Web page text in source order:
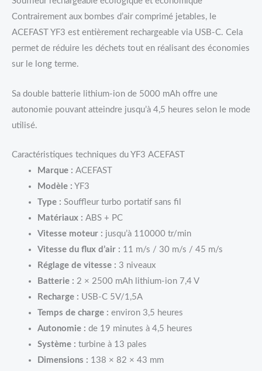
Contrairement aux bombes d’air comprimé jetables, le
ACEFAST YF3 est entièrement rechargeable via USB-C. Cela
permet de réduire les déchets tout en réalisant des économies
sur le long terme.
Sa double batterie lithium-ion de 5000 mAh offre une
autonomie pouvant atteindre jusqu’à 4,5 heures selon le mode
utilisé.
Caractéristiques techniques du YF3 ACEFAST
Marque : ACEFAST
Modèle : YF3
Type : Souffleur turbo portatif sans fil
Matériaux : ABS + PC
Vitesse moteur : jusqu’à 110000 tr/min
Vitesse du flux d’air : 11 m/s / 30 m/s / 45 m/s
Réglage de vitesse : 3 niveaux
Batterie : 2 × 2500 mAh lithium-ion 7,4 V
Recharge : USB-C 5V/1,5A
Temps de charge : environ 3,5 heures
Autonomie : de 19 minutes à 4,5 heures
Système : turbine à 13 pales
Dimensions : 138 × 82 × 43 mm